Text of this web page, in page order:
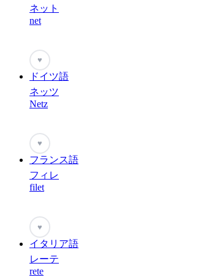
ネット
net
♥
ドイツ語
ネッツ
Netz
♥
フランス語
フィレ
filet
♥
イタリア語
レーテ
rete